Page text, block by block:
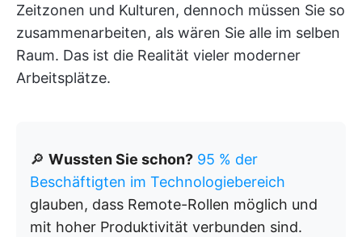
Zeitzonen und Kulturen, dennoch müssen Sie so
zusammenarbeiten, als wären Sie alle im selben
Raum. Das ist die Realität vieler moderner
Arbeitsplätze.
🔎 Wussten Sie schon? 95 % der
Beschäftigten im Technologiebereich
glauben, dass Remote-Rollen möglich und
mit hoher Produktivität verbunden sind.